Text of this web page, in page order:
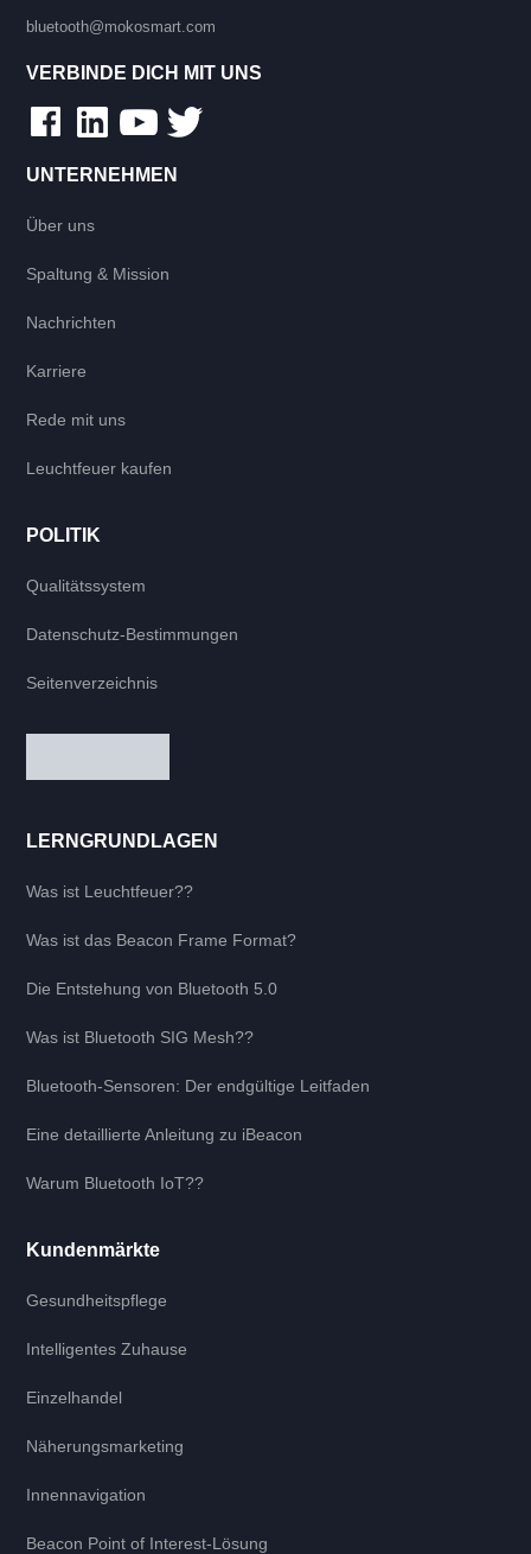
bluetooth@mokosmart.com
VERBINDE DICH MIT UNS
UNTERNEHMEN
Über uns
Spaltung & Mission
Nachrichten
Karriere
Rede mit uns
Leuchtfeuer kaufen
POLITIK
Qualitätssystem
Datenschutz-Bestimmungen
Seitenverzeichnis
LERNGRUNDLAGEN
Was ist Leuchtfeuer??
Was ist das Beacon Frame Format?
Die Entstehung von Bluetooth 5.0
Was ist Bluetooth SIG Mesh??
Bluetooth-Sensoren: Der endgültige Leitfaden
Eine detaillierte Anleitung zu iBeacon
Warum Bluetooth IoT??
Kundenmärkte
Gesundheitspflege
Intelligentes Zuhause
Einzelhandel
Näherungsmarketing
Innennavigation
Beacon Point of Interest-Lösung